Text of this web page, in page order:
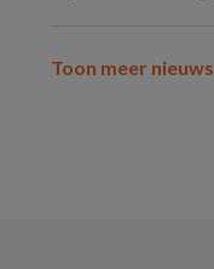
Toon meer nieuws